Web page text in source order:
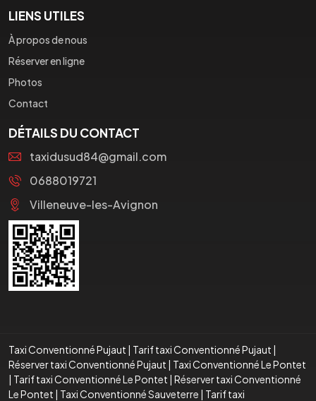
LIENS UTILES
À propos de nous
Réserver en ligne
Photos
Contact
DÉTAILS DU CONTACT
taxidusud84@gmail.com
0688019721
Villeneuve-les-Avignon
Taxi Conventionné Pujaut | Tarif taxi Conventionné Pujaut |
Réserver taxi Conventionné Pujaut | Taxi Conventionné Le Pontet
| Tarif taxi Conventionné Le Pontet | Réserver taxi Conventionné
Le Pontet | Taxi Conventionné Sauveterre | Tarif taxi